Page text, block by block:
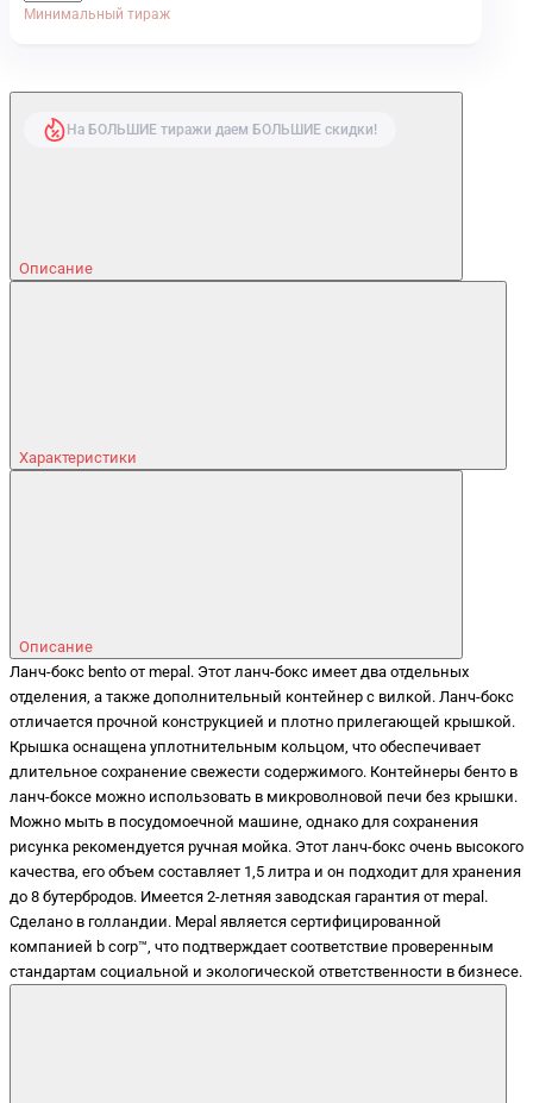
Минимальный тираж
На БОЛЬШИЕ тиражи даем БОЛЬШИЕ скидки!
Описание
Характеристики
Описание
Ланч-бокс bento от mepal. Этот ланч-бокс имеет два отдельных
отделения, а также дополнительный контейнер с вилкой. Ланч-бокс
отличается прочной конструкцией и плотно прилегающей крышкой.
Крышка оснащена уплотнительным кольцом, что обеспечивает
длительное сохранение свежести содержимого. Контейнеры бенто в
ланч-боксе можно использовать в микроволновой печи без крышки.
Можно мыть в посудомоечной машине, однако для сохранения
рисунка рекомендуется ручная мойка. Этот ланч-бокс очень высокого
качества, его объем составляет 1,5 литра и он подходит для хранения
до 8 бутербродов. Имеется 2-летняя заводская гарантия от mepal.
Сделано в голландии. Mepal является сертифицированной
компанией b corp™, что подтверждает соответствие проверенным
стандартам социальной и экологической ответственности в бизнесе.